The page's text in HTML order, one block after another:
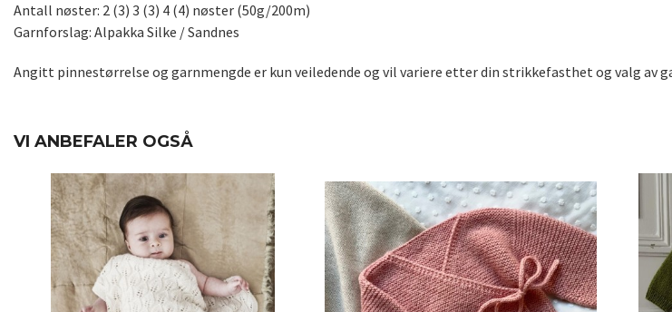
Antall nøster: 2 (3) 3 (3) 4 (4) nøster (50g/200m)
Garnforslag: Alpakka Silke / Sandnes
Angitt pinnestørrelse og garnmengde er kun veiledende og vil variere etter din strikkefasthet og valg av
VI ANBEFALER OGSÅ